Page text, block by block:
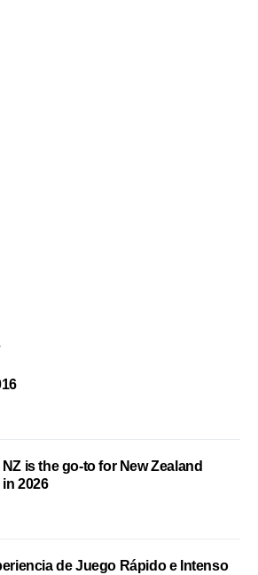
is the go-to for New Zealand
2026
de Juego Rápido e Intenso